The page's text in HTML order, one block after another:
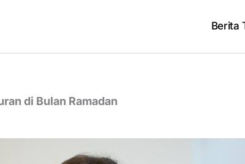
Berita
di Bulan Ramadan